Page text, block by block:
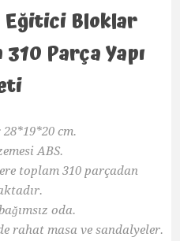
Eğitici Bloklar
Parça Yapı
cm.
ABS.
toplam 310 parçadan
oda.
rahat masa ve sandalyeler.